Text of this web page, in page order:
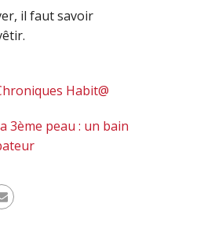
il faut savoir
Habit@
3ème peau : un bain